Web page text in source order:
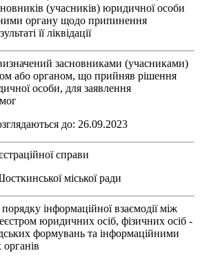
(учасників) юридичної особи
органу щодо припинення
її ліквідації
засновниками (учасниками)
або органом, що прийняв рішення
особи, для заявлення
до: 26.09.2023
справи
міської ради
інформаційної взаємодії між
юридичних осіб, фізичних осіб -
формувань та інформаційними